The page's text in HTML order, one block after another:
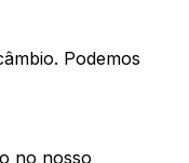
Podemos
no nosso